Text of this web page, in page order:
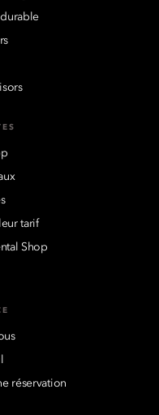
tarif
Shop
réservation